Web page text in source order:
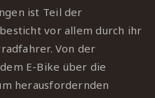
ist Teil der
vor allem durch ihr
Von der
E-Bike über die
herausfordernden